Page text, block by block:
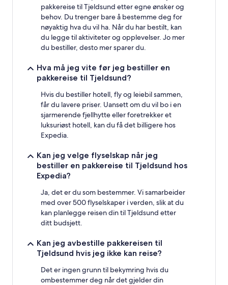
pakkereise til Tjeldsund etter egne ønsker og
behov. Du trenger bare å bestemme deg for
nøyaktig hva du vil ha. Når du har bestilt, kan
du legge til aktiviteter og opplevelser. Jo mer
du bestiller, desto mer sparer du.
Hva må jeg vite før jeg bestiller en
pakkereise til Tjeldsund?
Hvis du bestiller hotell, fly og leiebil sammen,
får du lavere priser. Uansett om du vil bo i en
sjarmerende fjellhytte eller foretrekker et
luksuriøst hotell, kan du få det billigere hos
Expedia.
Kan jeg velge flyselskap når jeg
bestiller en pakkereise til Tjeldsund hos
Expedia?
Ja, det er du som bestemmer. Vi samarbeider
med over 500 flyselskaper i verden, slik at du
kan planlegge reisen din til Tjeldsund etter
ditt budsjett.
Kan jeg avbestille pakkereisen til
Tjeldsund hvis jeg ikke kan reise?
Det er ingen grunn til bekymring hvis du
ombestemmer deg når det gjelder din